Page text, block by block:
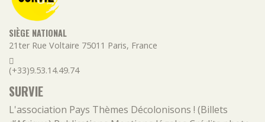
SIÈGE NATIONAL
21ter Rue Voltaire 75011 Paris, France
(+33)9.53.14.49.74
SURVIE
L'association Pays Thèmes Décolonisons ! (Billets